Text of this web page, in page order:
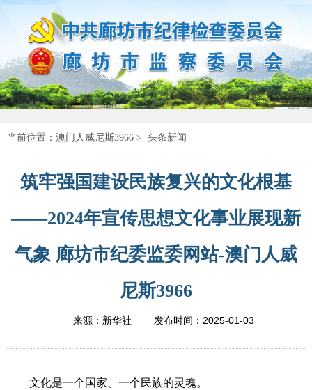
当前位置： 澳门人威尼斯3966 > 头条新闻
筑牢强国建设民族复兴的文化根基
——2024年宣传思想文化事业展现新
气象 廊坊市纪委监委网站-澳门人威
尼斯3966
来源：新华社 发布时间： 2025-01-03
文化是一个国家、一个民族的灵魂。